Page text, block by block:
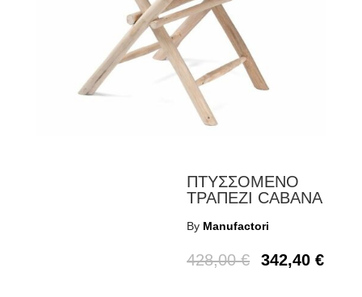
ΠΤΥΣΣΟΜΕΝΟ
ΤΡΑΠΕΖΙ CABANA
By Manufactori
428,00€ 342,40€